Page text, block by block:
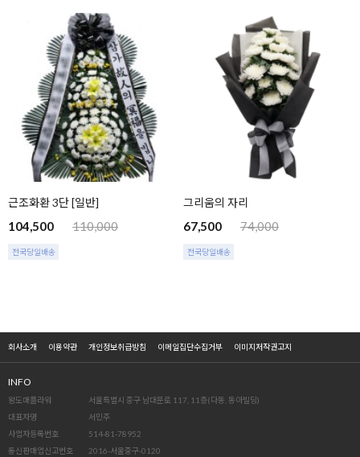
근조화환 3단 [일반]
104,500 110,000
전국당일배송
그리움의 자리
67,500 74,000
전국당일배송
회사소개 이용약관 개인정보취급방침 이메일집단수집거부 이미지저작권고지
INFO
왕도매플라워
서울특별시 중구 남대문로 117, 11층(다동, 동아빌딩)
대표자명
서민주
사업자등록번호
514-81-78952
통신판매업신고번호
2016-서울중구-0120